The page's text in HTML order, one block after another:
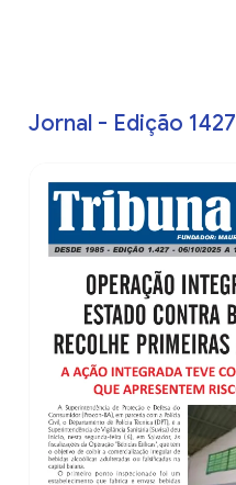
Jornal - Edição 1427